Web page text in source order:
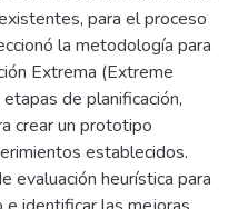
para el proceso
la metodología para
Extrema (Extreme
de planificación,
crear un prototipo
establecidos.
evaluación heurística para